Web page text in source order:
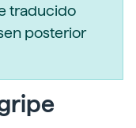
traducido
posterior